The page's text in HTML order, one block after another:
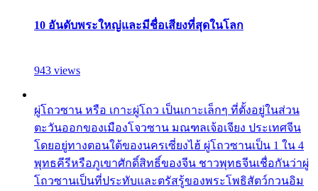
10 อันดับพระใหญ่และมีชื่อเสียงที่สุดในโลก
943 views
ผู่โถวซาน หรือ เกาะผู่โถว เป็นเกาะเล็กๆ ที่ตั้งอยู่ในส่วน
ตะวันออกของเมืองโจวซาน มณฑลเจ้อเจียง ประเทศจีน
โดยอยู่ทางตอนใต้ของนครเซี่ยงไฮ้ ผู่โถวซานเป็น 1 ใน 4
พุทธคีรีหรือภูเขาศักดิ์สิทธิ์ของจีน ชาวพุทธจีนเชื่อกันว่าผู่
โถวซานเป็นที่ประทับและตรัสรู้ของพระโพธิสัตว์กวนอิม